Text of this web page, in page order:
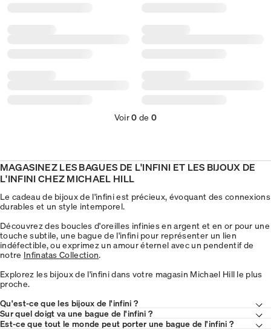
Voir0 de 0
MAGASINEZ LES BAGUES DE L'INFINI ET LES BIJOUX DE
L'INFINI CHEZ MICHAEL HILL
Le cadeau de bijoux de l'infini est précieux, évoquant des connexions
durables et un style intemporel.
Découvrez des boucles d'oreilles infinies en argent et en or pour une
touche subtile, une bague de l'infini pour représenter un lien
indéfectible, ou exprimez un amour éternel avec un pendentif de
notre Infinatas Collection.
Explorez les bijoux de l'infini dans votre magasin Michael Hill le plus
proche.
Qu'est-ce que les bijoux de l'infini ?
Sur quel doigt va une bague de l'infini ?
Est-ce que tout le monde peut porter une bague de l'infini ?